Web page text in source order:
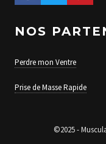
NOS
Perdre mon Ventre
Prise de Masse Rapide
©2025 -